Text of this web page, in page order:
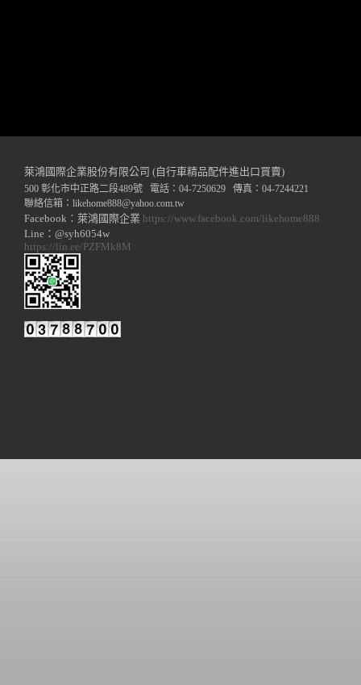
萊鴻國際企業股份有限公司 (自行車精品配件進出口買賣)
500 彰化市中正路二段489號 電話：04-7250629 傳真：04-7244221
聯絡信箱： likehome888@yahoo.com.tw
Facebook：萊鴻國際企業 https://www.facebook.com/likehome888
Line：@syh6054w
https://lin.ee/PZFMk8M